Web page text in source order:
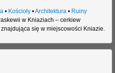
• Kościoły•Architektura • Ruiny
w Kniaziach – cerkiew
się w miejscowości Kniazie.